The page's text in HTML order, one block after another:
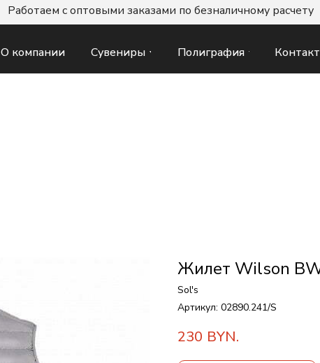
О компании Сувениры Полиграфия
Работаем с оптовыми заказами по безналичному расчету
Жилет Wilson
Sol's
Артикул: 02890.241/S
230 BYN.